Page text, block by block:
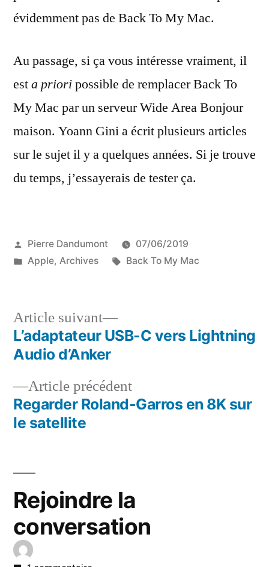
évidemment pas de Back To My Mac.
Au passage, si ça vous intéresse vraiment, il
esta prioripossible de remplacer Back To
My Mac par un serveur Wide Area Bonjour
maison. Yoann Gini a écrit plusieurs articles
sur le sujet il y a quelques années. Si je trouve
du temps, j’essayerais de tester ça.
Publié
par
Pierre Dandumont
07/06/2019
Publié
Apple, Archives Étiquettes :
Back To My Mac
Navigation
l’article
Article précédentArticle
précédent :
Regarder Roland-Garros en 8K sur
le satellite
Article suivant
Article
suivant :
L’adaptateur USB-C vers Lightning
Audio d’Anker
Rejoindre la
conversation